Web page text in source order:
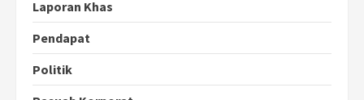
Laporan Khas
Pendapat
Politik